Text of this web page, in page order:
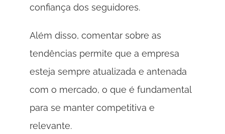
confiança dos seguidores.
Além disso, comentar sobre as
tendências permite que a empresa
esteja sempre atualizada e antenada
com o mercado, o que é fundamental
para se manter competitiva e
relevante.